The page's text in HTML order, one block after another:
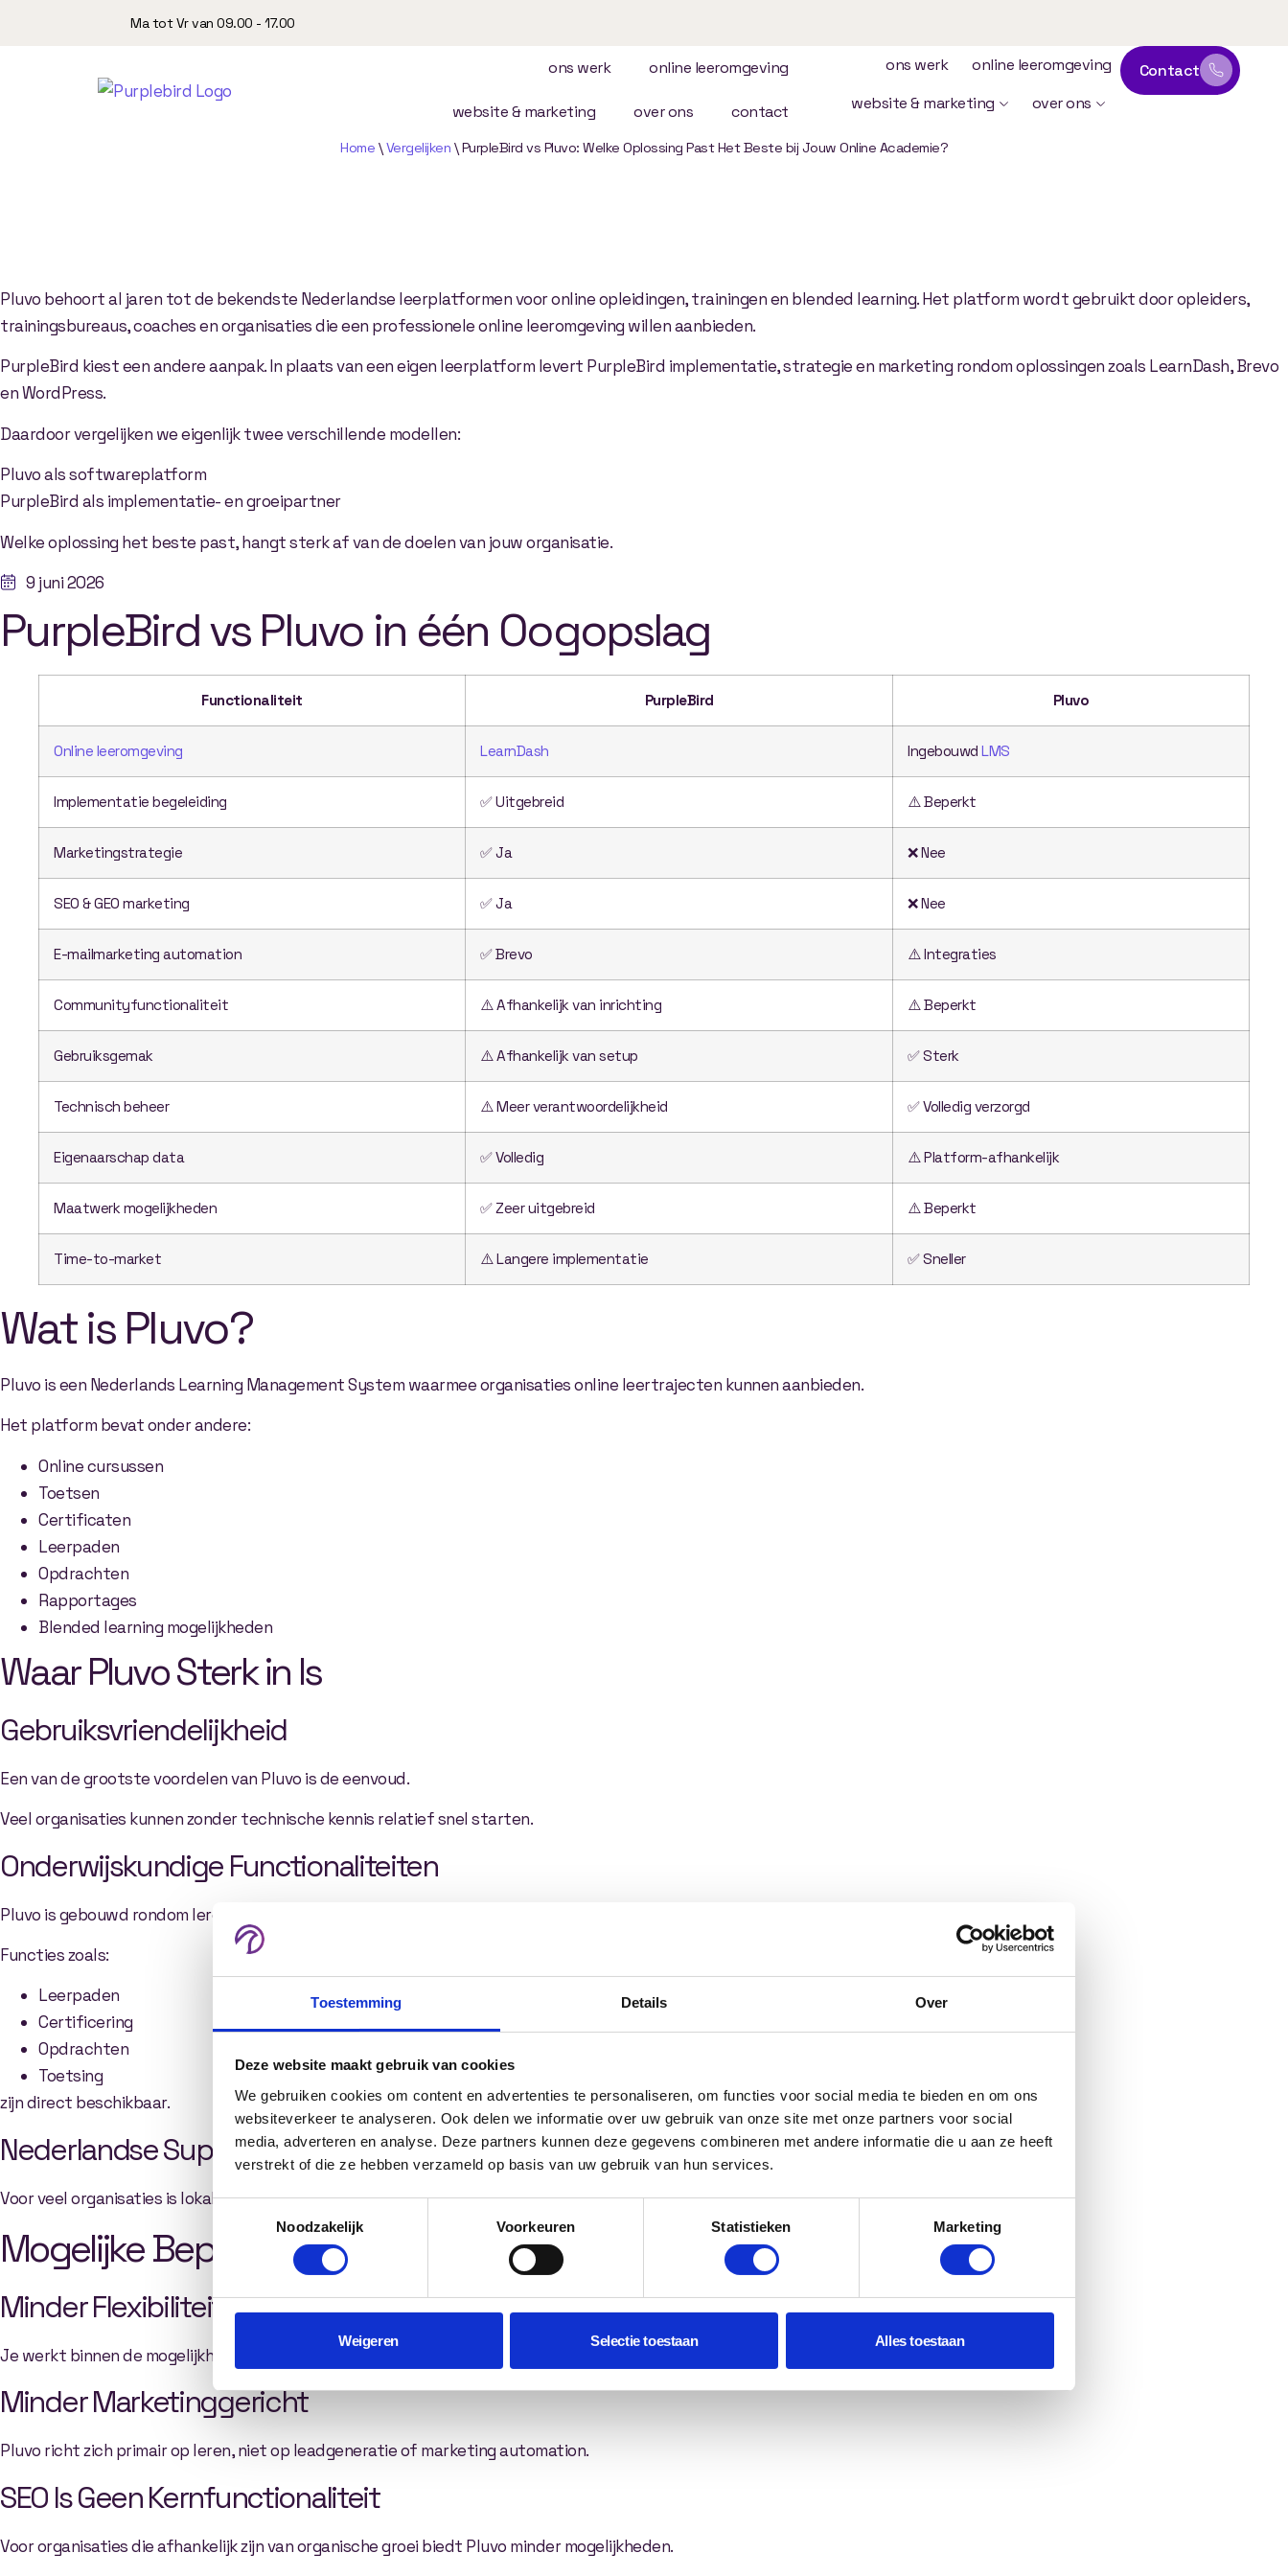
Toestemming Details Over
Deze website maakt gebruik van cookies
We gebruiken cookies om content en advertenties te personaliseren, om functies voor social media te bieden en om ons
websiteverkeer te analyseren. Ook delen we informatie over uw gebruik van onze site met onze partners voor social
media, adverteren en analyse. Deze partners kunnen deze gegevens combineren met andere informatie die u aan ze heeft
verstrekt of die ze hebben verzameld op basis van uw gebruik van hun services.
Toestemmingsselectie
Noodzakelijk
Voorkeuren Statistieken Marketing
Weigeren Selectie toestaan Alles toestaan
Ma tot Vr van 09.00 - 17.00
ons werk online leeromgeving
website & marketing over ons contact
ons werk
online leeromgeving
website & marketing
over ons
Contact
Home \Vergelijken \PurpleBird vs Pluvo: Welke Oplossing Past Het Beste bij Jouw Online Academie?
Pluvo behoort al jaren tot de bekendste Nederlandse leerplatformen voor online opleidingen, trainingen en blended learning. Het platform wordt gebruikt door opleiders,
trainingsbureaus, coaches en organisaties die een professionele online leeromgeving willen aanbieden.
PurpleBird kiest een andere aanpak. In plaats van een eigen leerplatform levert PurpleBird implementatie, strategie en marketing rondom oplossingen zoals LearnDash, Brevo
en WordPress.
Daardoor vergelijken we eigenlijk twee verschillende modellen:
Pluvo als softwareplatform
PurpleBird als implementatie- en groeipartner
Welke oplossing het beste past, hangt sterk af van de doelen van jouw organisatie.
9 juni 2026
PurpleBird vs Pluvo in één Oogopslag
Functionaliteit PurpleBird Pluvo
Online leeromgeving LearnDash Ingebouwd LMS
Implementatie begeleiding ✅ Uitgebreid ⚠️ Beperkt
Marketingstrategie ✅ Ja ❌ Nee
SEO & GEO marketing ✅ Ja ❌ Nee
E-mailmarketing automation ✅ Brevo ⚠️ Integraties
Communityfunctionaliteit ⚠️ Afhankelijk van inrichting ⚠️ Beperkt
Gebruiksgemak ⚠️ Afhankelijk van setup ✅ Sterk
Technisch beheer ⚠️ Meer verantwoordelijkheid ✅ Volledig verzorgd
Eigenaarschap data ✅ Volledig ⚠️ Platform-afhankelijk
Maatwerk mogelijkheden ✅ Zeer uitgebreid ⚠️ Beperkt
Time-to-market ⚠️ Langere implementatie ✅ Sneller
Wat is Pluvo?
Pluvo is een Nederlands Learning Management System waarmee organisaties online leertrajecten kunnen aanbieden.
Het platform bevat onder andere:
Online cursussen
Toetsen
Certificaten
Leerpaden
Opdrachten
Rapportages
Blended learning mogelijkheden
Waar Pluvo Sterk in Is
Gebruiksvriendelijkheid
Een van de grootste voordelen van Pluvo is de eenvoud.
Veel organisaties kunnen zonder technische kennis relatief snel starten.
Onderwijskundige Functionaliteiten
Pluvo is gebouwd rondom leren.
Functies zoals:
Leerpaden
Certificering
Opdrachten
Toetsing
zijn direct beschikbaar.
Nederlandse Support
Voor veel organisaties is lokale ondersteuning een groot voordeel.
Mogelijke Beperkingen van Pluvo
Minder Flexibiliteit
Je werkt binnen de mogelijkheden van het platform.
Minder Marketinggericht
Pluvo richt zich primair op leren, niet op leadgeneratie of marketing automation.
SEO Is Geen Kernfunctionaliteit
Voor organisaties die afhankelijk zijn van organische groei biedt Pluvo minder mogelijkheden.